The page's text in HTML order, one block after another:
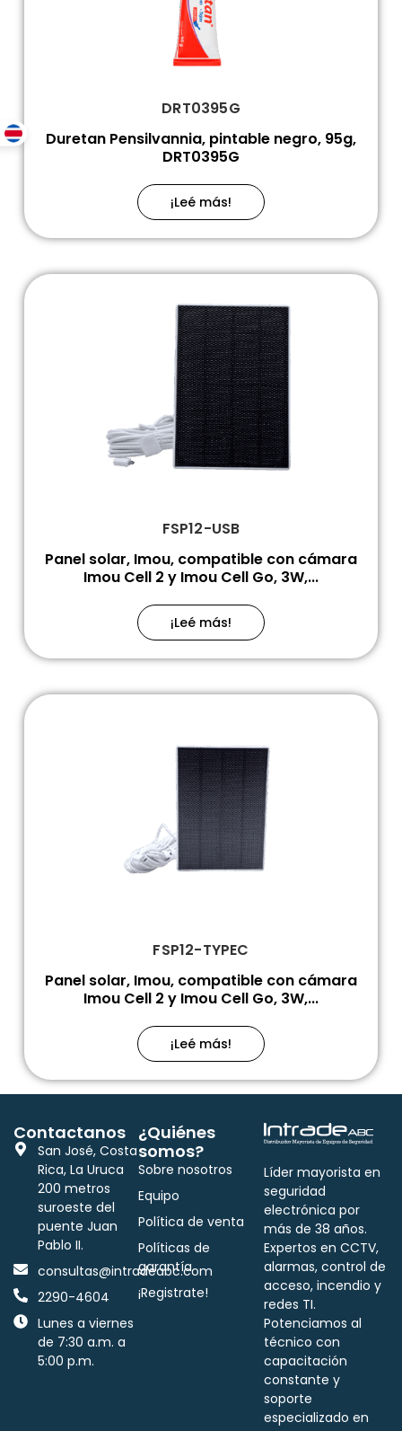
DRT0395G
Duretan Pensilvannia, pintable negro, 95g,
DRT0395G
¡Leé más!
FSP12-USB
Panel solar, Imou, compatible con cámara
Imou Cell 2 y Imou Cell Go, 3W,...
¡Leé más!
FSP12-TYPEC
Panel solar, Imou, compatible con cámara
Imou Cell 2 y Imou Cell Go, 3W,...
¡Leé más!
Líder mayorista en
seguridad
electrónica por
más de 38 años.
Expertos en CCTV,
alarmas, control de
acceso, incendio y
redes TI.
Potenciamos al
técnico con
capacitación
constante y
soporte
especializado en
¿Quiénes
somos?
Sobre nosotros
Equipo
Política de venta
Políticas de
garantía
¡Registrate!
Contactanos
San José, Costa
Rica, La Uruca
200 metros
suroeste del
puente Juan
Pablo II.
consultas@intradeabc.com
2290-4604
Lunes a viernes
de 7:30 a.m. a
5:00 p.m.